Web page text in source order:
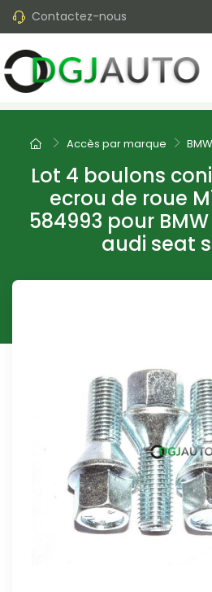
Contactez-nous
Accès par marque
Lot 4 boulons
ecrou de roue
584993 pour
audi seat